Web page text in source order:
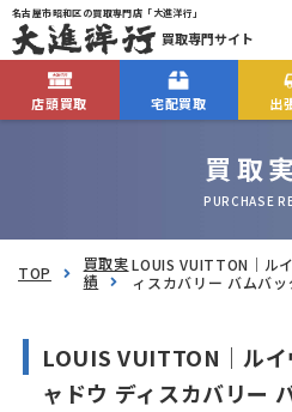
名古屋市昭和区の買取専門店「大進洋行」
買取専門サイト
店頭買取 宅配買取 出
買取
PURCHASE
TOP
買取実
績
LOUIS VUITTON｜ル
ィスカバリー バムバ
LOUIS VUITTON｜ル
ャドウ ディスカバリー